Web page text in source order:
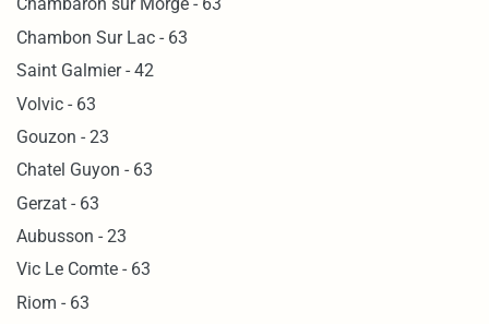
Chambaron sur Morge - 63
Chambon Sur Lac - 63
Saint Galmier - 42
Volvic - 63
Gouzon - 23
Chatel Guyon - 63
Gerzat - 63
Aubusson - 23
Vic Le Comte - 63
Riom - 63